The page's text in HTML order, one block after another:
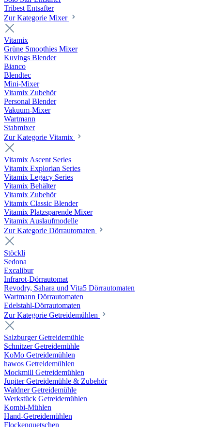
Tribest Entsafter
Zur Kategorie Mixer
Vitamix
Grüne Smoothies Mixer
Kuvings Blender
Bianco
Blendtec
Mini-Mixer
Vitamix Zubehör
Personal Blender
Vakuum-Mixer
Wartmann
Stabmixer
Zur Kategorie Vitamix
Vitamix Ascent Series
Vitamix Explorian Series
Vitamix Legacy Series
Vitamix Behälter
Vitamix Zubehör
Vitamix Classic Blender
Vitamix Platzsparende Mixer
Vitamix Auslaufmodelle
Zur Kategorie Dörrautomaten
Stöckli
Sedona
Excalibur
Infrarot-Dörrautomat
Revodry, Sahara und Vita5 Dörrautomaten
Wartmann Dörrautomaten
Edelstahl-Dörrautomaten
Zur Kategorie Getreidemühlen
Salzburger Getreidemühle
Schnitzer Getreidemühle
KoMo Getreidemühlen
hawos Getreidemühlen
Mockmill Getreidemühlen
Jupiter Getreidemühle & Zubehör
Waldner Getreidemühle
Werkstück Getreidemühlen
Kombi-Mühlen
Hand-Getreidemühlen
Flockenquetschen